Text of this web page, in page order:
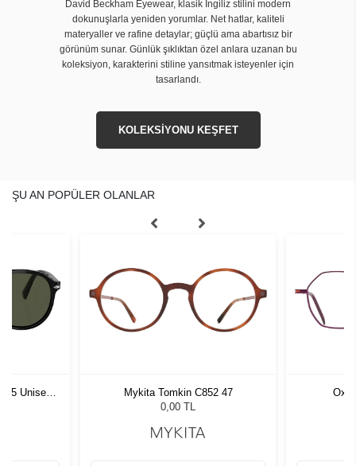
David Beckham Eyewear, klasik İngiliz stilini modern
dokunuşlarla yeniden yorumlar. Net hatlar, kaliteli
materyaller ve rafine detaylar; güçlü ama abartısız bir
görünüm sunar. Günlük şıklıktan özel anlara uzanan bu
koleksiyon, karakterini stiline yansıtmak isteyenler için
tasarlandı.
KOLEKSİYONU KEŞFET
ŞU AN POPÜLER OLANLAR
Mykita Tomkin C852 47
0,00 TL
Oxibis Ippy IP3 C5 47
0,00 TL
Ninoflex